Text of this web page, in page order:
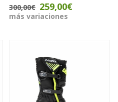
300,00€ 259,00€
más variaciones